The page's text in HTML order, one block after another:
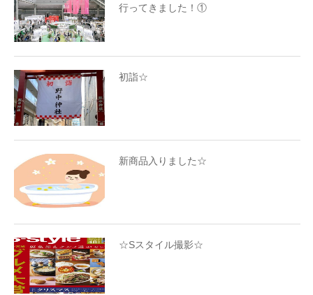
行ってきました！①
初詣☆
新商品入りました☆
☆Sスタイル撮影☆